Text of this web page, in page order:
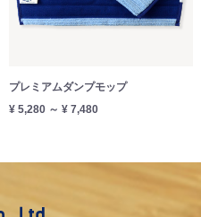
プレミアムダンプモップ
¥ 5,280 ～ ¥ 7,480